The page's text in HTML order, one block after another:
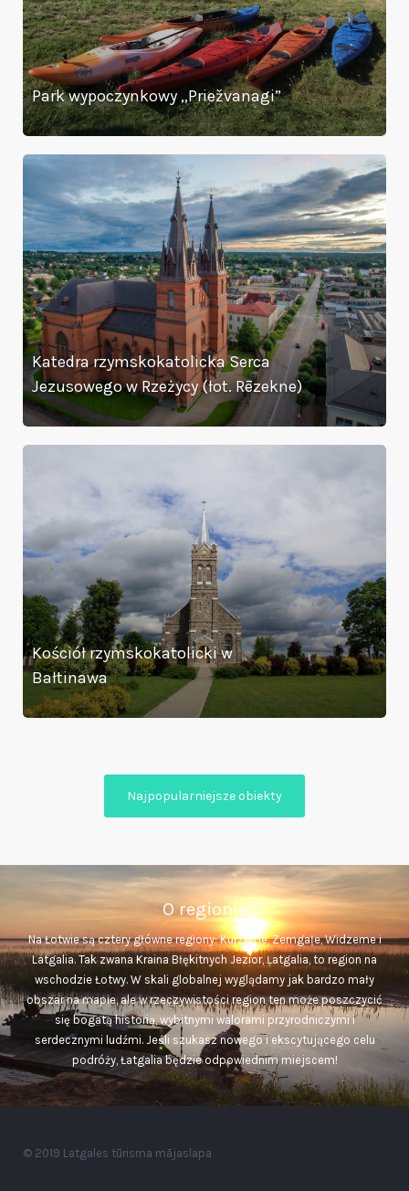
Park wypoczynkowy „Priežvanagi”
Katedra
rzymskokatolicka
Serca
Jezusowego
w
Rzeżycy
(łot.
Rēzekne)
Katedra rzymskokatolicka Serca
Jezusowego w Rzeżycy (łot. Rēzekne)
Kościół
rzymskokatolicki
Bałtinawa
Kościół rzymskokatolicki w
Bałtinawa
Najpopularniejsze obiekty
O regionie
Na Łotwie są cztery główne regiony: Kurzeme, Zemgaļe, Widzeme i
Latgalia. Tak zwana Kraina Błękitnych Jezior, Ļatgalia, to region na
wschodzie Łotwy. W skali globalnej wyglądamy jak bardzo mały
obszar na mapie, ale w rzeczywistości region ten może poszczycić
się bogatą historią, wybitnymi walorami przyrodniczymi i
serdecznymi ludźmi. Jeśli szukasz nowego i ekscytującego celu
podróży, Łatgalia będzie odpowiednim miejscem!
© 2019 Latgales tūrisma mājaslapa